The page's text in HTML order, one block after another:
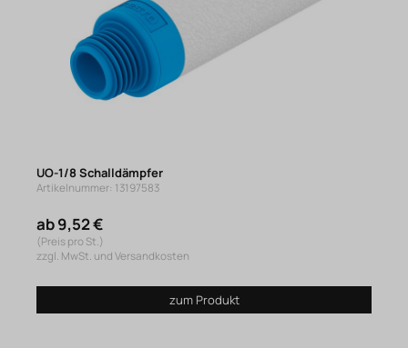
UO-1/8 Schalldämpfer
Artikelnummer: 13197583
ab 9,52 €
(Preis pro St.)
zzgl. MwSt. und Versandkosten
zum Produkt